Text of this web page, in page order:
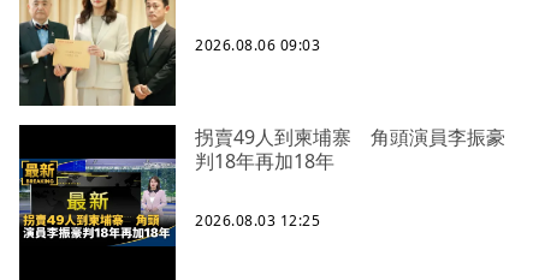
2026.08.06 09:03
拐賣49人到柬埔寨 角頭演員李振豪
判18年再加18年
2026.08.03 12:25